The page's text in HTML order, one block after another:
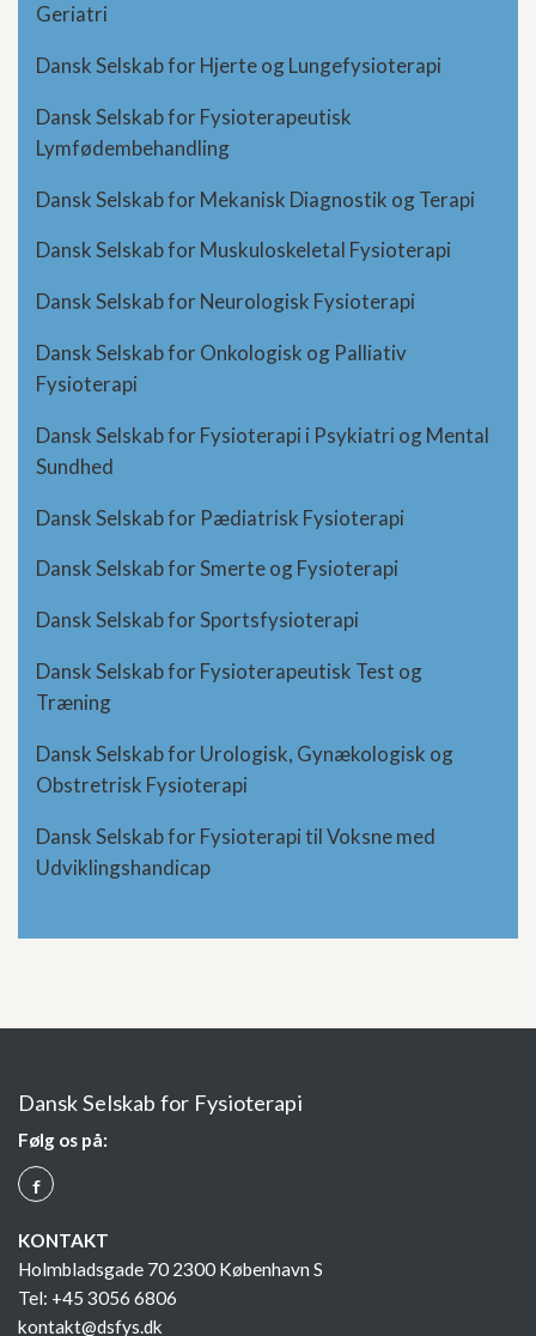
Geriatri
Dansk Selskab for Hjerte og Lungefysioterapi
Dansk Selskab for Fysioterapeutisk
Lymfødembehandling
Dansk Selskab for Mekanisk Diagnostik og Terapi
Dansk Selskab for Muskuloskeletal Fysioterapi
Dansk Selskab for Neurologisk Fysioterapi
Dansk Selskab for Onkologisk og Palliativ
Fysioterapi
Dansk Selskab for Fysioterapi i Psykiatri og Mental
Sundhed
Dansk Selskab for Pædiatrisk Fysioterapi
Dansk Selskab for Smerte og Fysioterapi
Dansk Selskab for Sportsfysioterapi
Dansk Selskab for Fysioterapeutisk Test og
Træning
Dansk Selskab for Urologisk, Gynækologisk og
Obstretrisk Fysioterapi
Dansk Selskab for Fysioterapi til Voksne med
Udviklingshandicap
Dansk Selskab for Fysioterapi
Følg os på:
Q
KONTAKT
Holmbladsgade 70 2300 København S
Tel: +45 3056 6806
kontakt@dsfys.dk